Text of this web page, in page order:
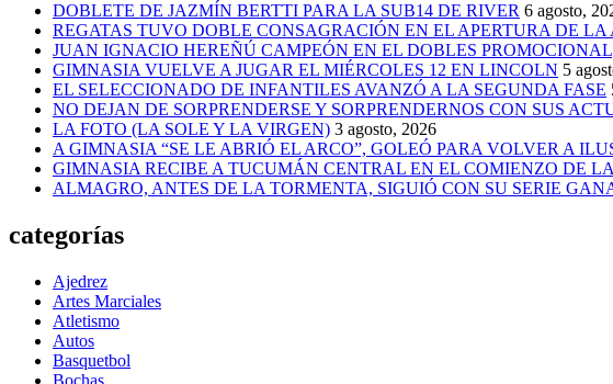
DOBLETE DE JAZMÍN BERTTI PARA LA SUB14 DE RIVER 6 agosto,
REGATAS TUVO DOBLE CONSAGRACIÓN EN EL APERTURA DE LA
JUAN IGNACIO HEREÑÚ CAMPEÓN EN EL DOBLES PROMOCIONAL
GIMNASIA VUELVE A JUGAR EL MIÉRCOLES 12 EN LINCOLN 5
EL SELECCIONADO DE INFANTILES AVANZÓ A LA SEGUNDA FASE
NO DEJAN DE SORPRENDERSE Y SORPRENDERNOS CON SUS
LA FOTO (LA SOLE Y LA VIRGEN) 3 agosto, 2026
A GIMNASIA “SE LE ABRIÓ EL ARCO”, GOLEÓ PARA VOLVER A
GIMNASIA RECIBE A TUCUMÁN CENTRAL EN EL COMIENZO DE
ALMAGRO, ANTES DE LA TORMENTA, SIGUIÓ CON SU SERIE
categorías
Ajedrez
Artes Marciales
Atletismo
Autos
Basquetbol
Bochas